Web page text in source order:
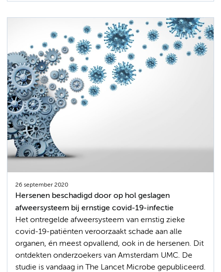
26 september 2020
Hersenen beschadigd door op hol geslagen
afweersysteem bij ernstige covid-19-infectie
Het ontregelde afweersysteem van ernstig zieke
covid-19-patiënten veroorzaakt schade aan alle
organen, én meest opvallend, ook in de hersenen. Dit
ontdekten onderzoekers van Amsterdam UMC. De
studie is vandaag in The Lancet Microbe gepubliceerd.